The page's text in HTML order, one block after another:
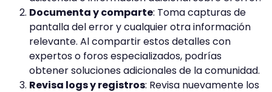
Documenta y comparte: Toma capturas de
pantalla del error y cualquier otra información
relevante. Al compartir estos detalles con
expertos o foros especializados, podrías
obtener soluciones adicionales de la comunidad.
Revisa logs y registros: Revisa nuevamente los